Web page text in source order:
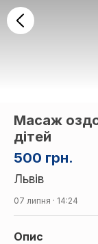
500 грн.
Масаж
дітей
Львів
07 липня · 14:24
Опис